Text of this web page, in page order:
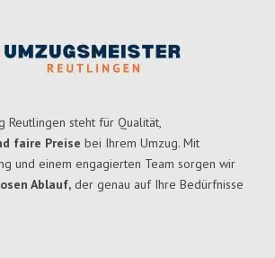
Reutlingen steht für Qualität,
faire Preise bei Ihrem Umzug. Mit
und einem engagierten Team sorgen wir
Ablauf, der genau auf Ihre Bedürfnisse